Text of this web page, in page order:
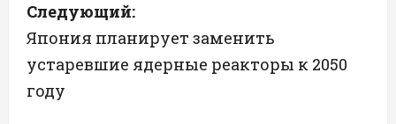
г
а
ц
Следующий:
Япония планирует заменить
устаревшие ядерные реакторы к 2050
году